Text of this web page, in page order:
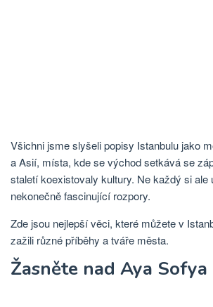
Všichni jsme slyšeli popisy Istanbulu jako
a Asií, místa, kde se východ setkává se
staletí koexistovaly kultury. Ne každý si ale
nekonečně fascinující rozpory.
Zde jsou nejlepší věci, které můžete v
zažili různé příběhy a tváře města.
Žasněte nad Aya Sofya